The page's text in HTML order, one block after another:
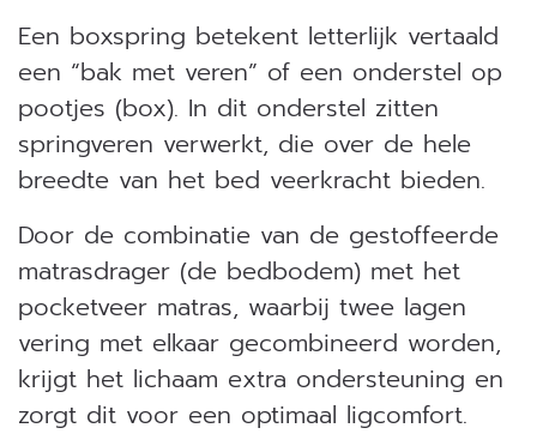
Een boxspring betekent letterlijk vertaald
een “bak met veren” of een onderstel op
pootjes (box). In dit onderstel zitten
springveren verwerkt, die over de hele
breedte van het bed veerkracht bieden.
Door de combinatie van de gestoffeerde
matrasdrager (de bedbodem) met het
pocketveer matras, waarbij twee lagen
vering met elkaar gecombineerd worden,
krijgt het lichaam extra ondersteuning en
zorgt dit voor een optimaal ligcomfort.